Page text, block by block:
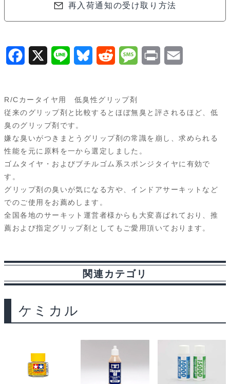
再入荷通知の受け取り方法
e
b
o
o
X
e
B
e
k
y
R
d
t
M
s
e
P
n i
R/Cカータイヤ用 低臭性グリップ剤
従来のグリップ剤と比較するとほぼ無臭と評されるほど、低
臭のグリップ剤です。
嫌な臭いがつきまとうグリップ剤の常識を崩し、求められる
性能を元に原料を一から選定しました。
ゴムタイヤ・およびブチルゴム系スポンジタイヤに有効で
す。
グリップ剤の臭いが気になる方や、インドアサーキットなど
でのご使用をお薦めします。
全国各地のサーキット運営者様からも大変喜ばれており、推
薦および指定グリップ剤としてもご愛用頂いております。
関連カテゴリ
ケミカル